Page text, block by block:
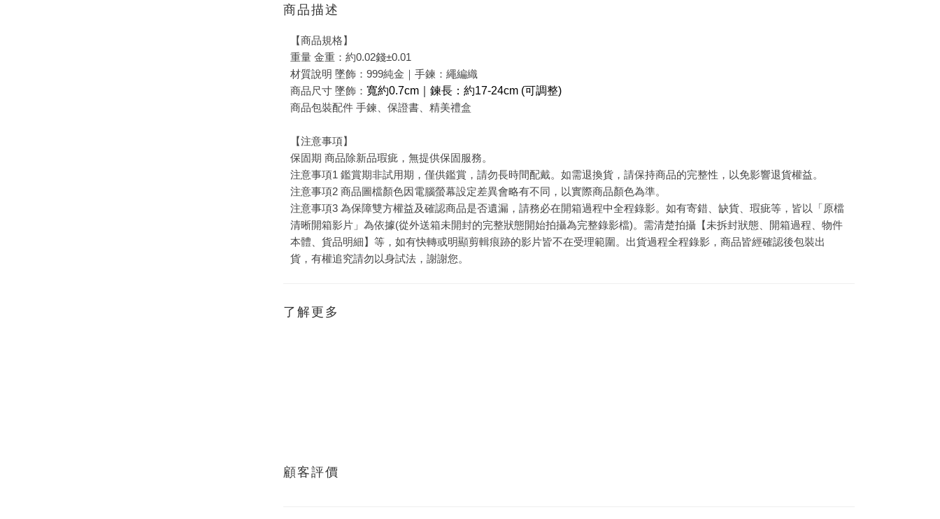
商品描述
【商品規格】
重量 金重：約0.02錢±0.01
材質說明 墜飾：999純金｜手鍊：繩編織
商品尺寸 墜飾： 寬約0.7cm｜鍊長：約17-24cm (可調整)
商品包裝配件 手鍊、保證書、精美禮盒
【注意事項】
保固期 商品除新品瑕疵，無提供保固服務。
注意事項1 鑑賞期非試用期，僅供鑑賞，請勿長時間配戴。如需退換貨，請保持商品的完整性，以免影響退貨權益。
注意事項2 商品圖檔顏色因電腦螢幕設定差異會略有不同，以實際商品顏色為準。
注意事項3 為保障雙方權益及確認商品是否遺漏，請務必在開箱過程中全程錄影。如有寄錯、缺貨、瑕疵等，皆以「原檔
清晰開箱影片」為依據(從外送箱未開封的完整狀態開始拍攝為完整錄影檔)。需清楚拍攝【未拆封狀態、開箱過程、物件
本體、貨品明細】等，如有快轉或明顯剪輯痕跡的影片皆不在受理範圍。出貨過程全程錄影，商品皆經確認後包裝出
貨，有權追究請勿以身試法，謝謝您。
了解更多
顧客評價